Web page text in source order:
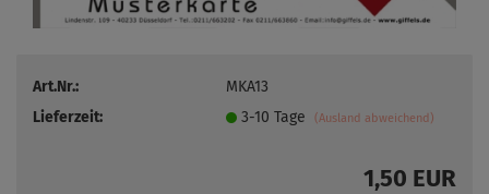
Art.Nr.:
MKA13
Lieferzeit:
3-10 Tage (Ausland abweichend)
1,50 EUR